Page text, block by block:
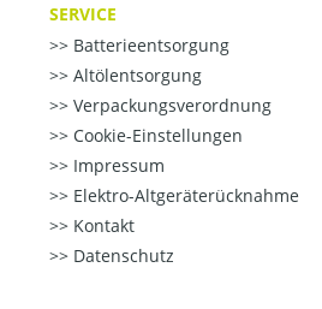
SERVICE
Batterieentsorgung
Altölentsorgung
Verpackungsverordnung
Cookie-Einstellungen
Impressum
Elektro-Altgeräterücknahme
Kontakt
Datenschutz